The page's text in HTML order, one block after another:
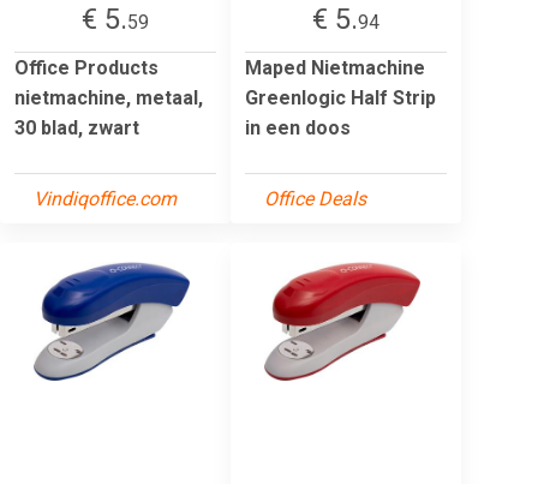
€ 5.59
Office Products
nietmachine, metaal,
30 blad, zwart
Vindiqoffice.com
€ 5.94
Maped Nietmachine
Greenlogic Half Strip
in een doos
Office Deals